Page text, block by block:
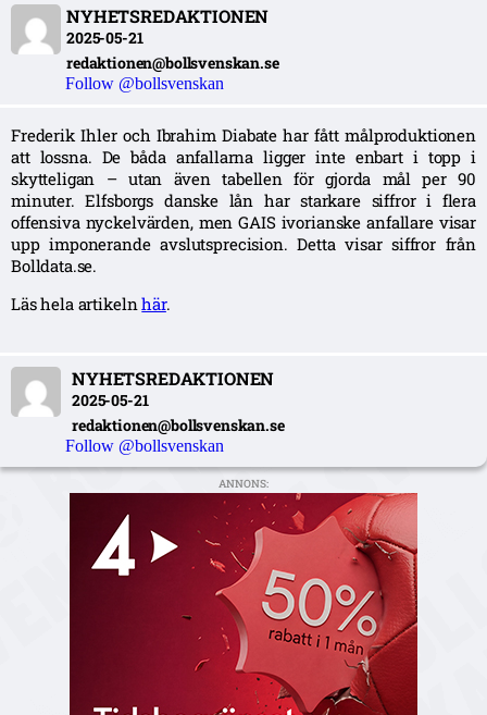
NYHETSREDAKTIONEN
2025-05-21
redaktionen@bollsvenskan.se
Follow @bollsvenskan
Frederik Ihler och Ibrahim Diabate har fått målproduktionen
att lossna. De båda anfallarna ligger inte enbart i topp i
skytteligan – utan även tabellen för gjorda mål per 90
minuter. Elfsborgs danske lån har starkare siffror i flera
offensiva nyckelvärden, men GAIS ivorianske anfallare visar
upp imponerande avslutsprecision. Detta visar siffror från
Bolldata.se.
Läs hela artikelnhär.
NYHETSREDAKTIONEN
2025-05-21
redaktionen@bollsvenskan.se
Follow @bollsvenskan
ANNONS: